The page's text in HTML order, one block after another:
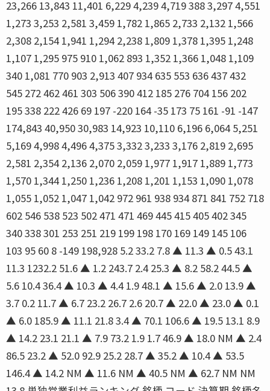
23,266 13,843 11,401 6,229 4,239 4,719 388 3,297 4,551
1,273 3,253 2,581 3,459 1,782 1,865 2,733 2,132 1,566
2,308 2,154 1,941 1,294 2,238 1,809 1,378 1,395 1,248
1,107 1,295 975 910 1,062 893 1,352 1,366 1,048 1,109
340 1,081 770 903 2,913 407 934 635 553 636 437 432
545 272 462 461 303 506 390 412 185 276 704 156 202
195 338 222 426 69 197 -220 164 -35 173 75 161 -91 -147
174,843 40,950 30,983 14,923 10,110 6,196 6,064 5,251
5,169 4,998 4,496 4,375 3,332 3,233 3,176 2,819 2,695
2,581 2,354 2,136 2,070 2,059 1,977 1,917 1,889 1,773
1,570 1,344 1,250 1,236 1,208 1,201 1,153 1,090 1,078
1,055 1,052 1,047 1,042 972 961 938 934 871 841 752 718
602 546 538 523 502 471 471 469 445 415 405 402 345
340 338 301 253 251 219 199 198 170 169 149 145 106
103 95 60 8 -149 198,928 5.2 33.2 7.8 ▲ 11.3 ▲ 0.5 43.1
11.3 1232.2 51.6 ▲ 1.2 243.7 2.4 25.3 ▲ 8.2 58.2 44.5 ▲
5.6 10.4 36.4 ▲ 10.3 ▲ 4.4 1.9 48.1 ▲ 15.6 ▲ 2.0 13.9 ▲
3.7 0.2 11.7 ▲ 6.7 23.2 26.7 2.6 20.7 ▲ 22.0 ▲ 23.0 ▲ 0.1
▲ 6.0 185.9 ▲ 11.1 21.8 3.4 ▲ 70.1 106.6 ▲ 19.5 13.1 8.9
▲ 14.2 23.1 21.1 ▲ 7.9 73.2 1.9 1.7 46.9 ▲ 18.0 NM ▲ 2.4
86.5 23.2 ▲ 52.0 92.9 25.2 28.7 ▲ 35.2 ▲ 10.4 ▲ 53.5
146.4 ▲ 14.2 NM ▲ 11.6 NM ▲ 40.5 NM ▲ 62.7 NM NM